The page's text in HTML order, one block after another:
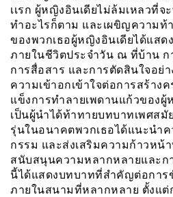
เเรก ผู้หญิงอินเดียไม่ล้มเหลวที่จ
ทำอะไรก็ตาม และเผขิญความท้
ของพวกเธอผู้หญิงอินเดียได้แสด
ภายในชีวิตประจำวัน ณ ที่บ้าน ก
การสื่อสาร และการตัดสินใจอย่
ความเข้าอกเข้าใจต่อการสร้าง
แข็งการทำลายเพดานแก้วของผู้
เป็นผู้นำได้ท้าทายบทบาทเพศสมั
รุ่นในอนาคตพวกเธอได้แนะนำ
กรรม และส่งเสริมความก้าวหน้
สนับสนุนความหลากหลายและก
นี้ได้แสดงบทบาทที่สำคัญต่อการ
ภายในสนามที่หลากหลาย ตั้งแต่